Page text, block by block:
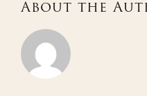
About the